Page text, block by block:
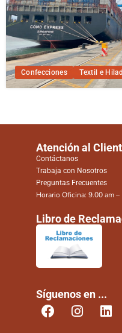
Confecciones Textil e
Atención al
Contáctanos
Trabaja con Nosotros
Preguntas Frecuentes
Horario Oficina: 9.00 am
Libro de
Síguenos en ...